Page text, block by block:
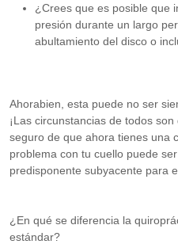
¿Crees que es posible que
presión durante un largo
abultamiento del disco o
Ahorabien, esta puede no ser
¡Las circunstancias de todos
seguro de que ahora tienes una
problema con tu cuello puede
predisponente subyacente para
¿En qué se diferencia la
estándar?